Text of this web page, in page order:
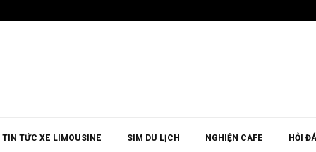
TIN TỨC XE LIMOUSINE SIM DU LỊCH NGHIỆN CAFE HỎI